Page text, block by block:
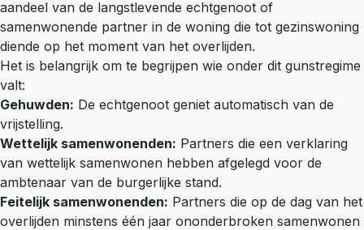
aandeel van de langstlevende echtgenoot of
samenwonende partner in de woning die tot gezinswoning
diende op het moment van het overlijden.
Het is belangrijk om te begrijpen wie onder dit gunstregime
valt:
Gehuwden: De echtgenoot geniet automatisch van de
vrijstelling.
Wettelijk samenwonenden: Partners die een verklaring
van wettelijk samenwonen hebben afgelegd voor de
ambtenaar van de burgerlijke stand.
Feitelijk samenwonenden: Partners die op de dag van het
overlijden minstens één jaar ononderbroken samenwonen